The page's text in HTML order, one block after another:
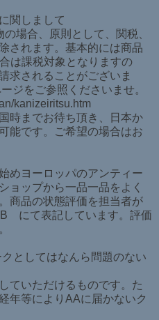
関しまして
場合、原則として、関税、
されます。基本的には商品
は課税対象となりますの
求されることがございま
ジをご参照くださいませ。
kanizeiritsu.htm
時までお待ち頂き、日本か
能です。ご希望の場合はお
めヨーロッパのアンティー
ョップから一品一品をよく
商品の状態評価を担当者が
て表記しています。評価
としてはなんら問題のない
ていただけるものです。た
年等によりAAに届かないク